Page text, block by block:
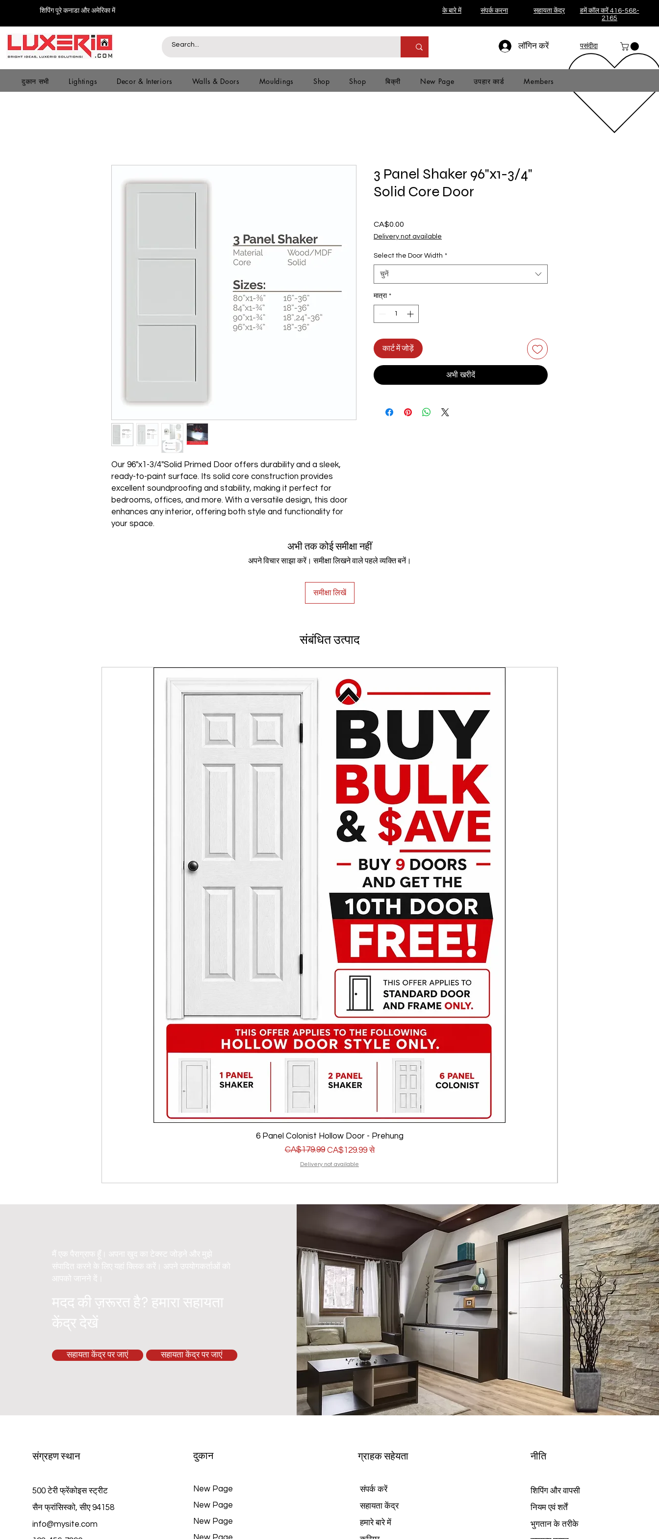
शिपिंग पूरे कनाडा और अमेरिका में के बारे में संपर्क करना सहायता केंद्र
हमें कॉल करें 416-568-
2165
लॉगिन करें पसंदीदा
दुकान सभी Lightings Decor & Interiors Walls & Doors Mouldings Shop Shop बिक्री New Page उपहार कार्ड Members
Our 96"x1-3/4"Solid Primed Door offers durability and a sleek,
ready-to-paint surface. Its solid core construction provides
excellent soundproofing and stability, making it perfect for
bedrooms, offices, and more. With a versatile design, this door
enhances any interior, offering both style and functionality for
your space.
3 Panel Shaker 96"x1-3/4"
Solid Core Door
CA$0.00
Delivery not available
Select the Door Width *
चुनें
मात्रा *
कार्ट में जोड़ें
अभी खरीदें
अभी तक कोई समीक्षा नहीं
अपने विचार साझा करें। समीक्षा लिखने वाले पहले व्यक्ति बनें।
समीक्षा लिखें
संबंधित उत्पाद
6 Panel Colonist Hollow Door - Prehung
नियमित मूल्य
CA$179.99 CA$129.99से
बिक्री मूल्य
Delivery not available
मैं एक पैराग्राफ हूँ। अपना खुद का टेक्स्ट जोड़ने और मुझे
संपादित करने के लिए यहां क्लिक करें। अपने उपयोगकर्ताओं को
आपको जानने दें।
मदद की ज़रूरत है? हमारा सहायता
केंद्र देखें
सहायता केंद्र पर जाएं सहायता केंद्र पर जाएं
संग्रहण स्थान
500 टेरी फ्रेंकोइस स्ट्रीट
सैन फ्रांसिस्को, सीए 94158
info@mysite.com
दुकान
New Page
New Page
New Page
ग्राहक सहेयता
संपर्क करें
सहायता केंद्र
हमारे बारे में
नीति
शिपिंग और वापसी
नियम एवं शर्तें
भुगतान के तरीके